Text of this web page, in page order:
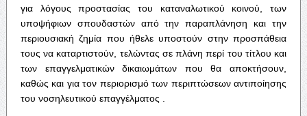
για λόγους προστασίας του καταναλωτικού κοινού, των
υποψήφιων σπουδαστών από την παραπλάνηση και την
περιουσιακή ζημία που ήθελε υποστούν στην προσπάθεια
τους να καταρτιστούν, τελώντας σε πλάνη περί του τίτλου και
των επαγγελματικών δικαιωμάτων που θα αποκτήσουν,
καθώς και για τον περιορισμό των περιπτώσεων αντιποίησης
του νοσηλευτικού επαγγέλματος .